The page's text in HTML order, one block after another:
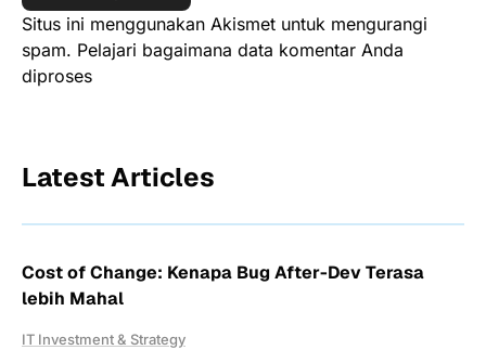
Situs ini menggunakan Akismet untuk mengurangi
spam. Pelajari bagaimana data komentar Anda
diproses
Latest Articles
Cost of Change: Kenapa Bug After-Dev Terasa
lebih Mahal
IT Investment & Strategy